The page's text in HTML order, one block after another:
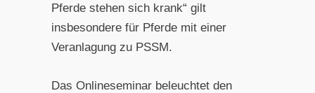
Pferde stehen sich krank“ gilt
insbesondere für Pferde mit einer
Veranlagung zu PSSM.
Das Onlineseminar beleuchtet den